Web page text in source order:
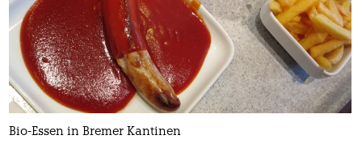
Bio-Essen in Bremer Kantinen